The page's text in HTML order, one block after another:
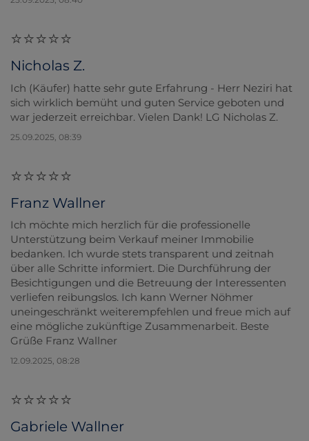
Nicholas Z.
Ich (Käufer) hatte sehr gute Erfahrung - Herr Neziri hat
sich wirklich bemüht und guten Service geboten und
war jederzeit erreichbar. Vielen Dank! LG Nicholas Z.
25.09.2025, 08:39
Franz Wallner
Ich möchte mich herzlich für die professionelle
Unterstützung beim Verkauf meiner Immobilie
bedanken. Ich wurde stets transparent und zeitnah
über alle Schritte informiert. Die Durchführung der
Besichtigungen und die Betreuung der Interessenten
verliefen reibungslos. Ich kann Werner Nöhmer
uneingeschränkt weiterempfehlen und freue mich auf
eine mögliche zukünftige Zusammenarbeit. Beste
Grüße Franz Wallner
12.09.2025, 08:28
Gabriele Wallner